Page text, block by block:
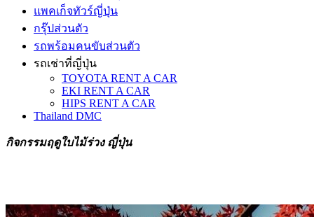
แพคเก็จทัวร์ญี่ปุ่น
กรุ๊ปส่วนตัว
รถพร้อมคนขับส่วนตัว
รถเช่าที่ญี่ปุ่น
TOYOTA RENT A CAR
EKI RENT A CAR
HIPS RENT A CAR
Thailand DMC
กิจกรรมฤดูใบไม้ร่วง ญี่ปุ่น